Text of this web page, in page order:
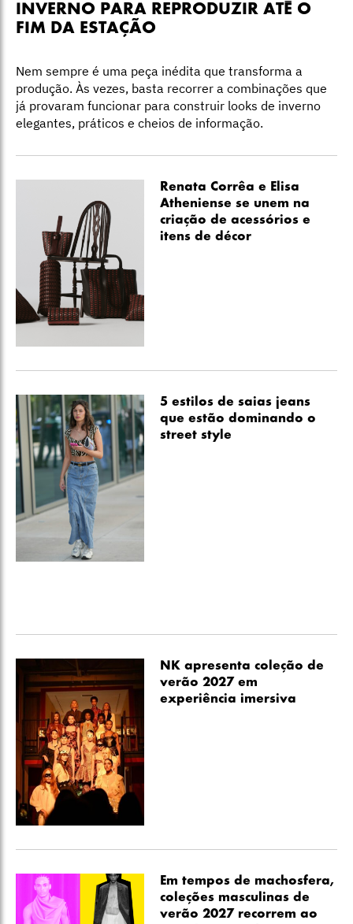
INVERNO PARA REPRODUZIR ATÉ O
FIM DA ESTAÇÃO
Nem sempre é uma peça inédita que transforma a
produção. Às vezes, basta recorrer a combinações que
já provaram funcionar para construir looks de inverno
elegantes, práticos e cheios de informação.
Renata Corrêa e Elisa
Atheniense se unem na
criação de acessórios e
itens de décor
5 estilos de saias jeans
que estão dominando o
street style
NK apresenta coleção de
verão 2027 em
experiência imersiva
Em tempos de machosfera,
coleções masculinas de
verão 2027 recorrem ao